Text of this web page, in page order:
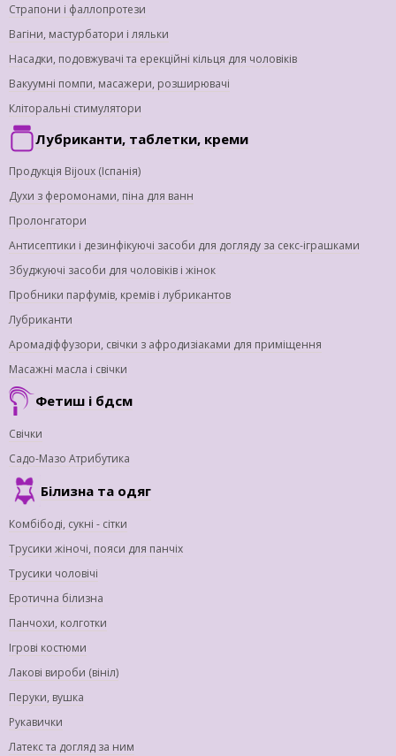
Страпони і фаллопротези
Вагіни, мастурбатори і ляльки
Насадки, подовжувачі та ерекційні кільця для чоловіків
Вакуумні помпи, масажери, розширювачі
Кліторальні стимулятори
Лубриканти, таблетки, креми
Продукція Bijoux (Іспанія)
Духи з феромонами, піна для ванн
Пролонгатори
Антисептики і дезинфікуючі засоби для догляду за секс-іграшками
Збуджуючі засоби для чоловіків і жінок
Пробники парфумів, кремів і лубрикантов
Лубриканти
Аромадіффузори, свічки з афродизіаками для приміщення
Масажні масла і свічки
Фетиш і бдсм
Свічки
Садо-Мазо Атрибутика
Білизна та одяг
Комбібоді, сукні - сітки
Трусики жіночі, пояси для панчіх
Трусики чоловічі
Еротична білизна
Панчохи, колготки
Ігрові костюми
Лакові вироби (вініл)
Перуки, вушка
Рукавички
Латекс та догляд за ним